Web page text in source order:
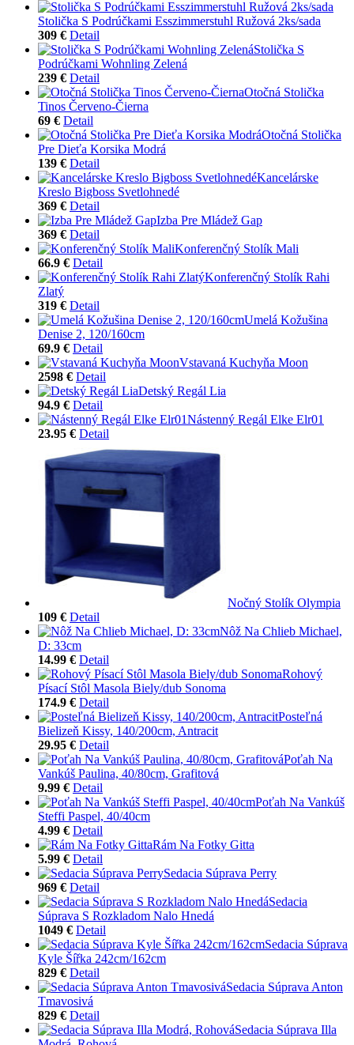
Stolička S Podrúčkami Esszimmerstuhl Ružová 2ks/sada
309 € Detail
Stolička S
Podrúčkami Wohnling Zelená
239 € Detail
Otočná Stolička
Tinos Červeno-Čierna
69 € Detail
Otočná Stolička
Pre Dieťa Korsika Modrá
139 € Detail
Kancelárske
Kreslo Bigboss Svetlohnedé
369 € Detail
Izba Pre Mládež Gap
369 € Detail
Konferenčný Stolík Mali
66.9 € Detail
Konferenčný Stolík Rahi
Zlatý
319 € Detail
Umelá Kožušina
Denise 2, 120/160cm
69.9 € Detail
Vstavaná Kuchyňa Moon
2598 € Detail
Detský Regál Lia
94.9 € Detail
Nástenný Regál Elke Elr01
23.95 € Detail
Nočný Stolík Olympia
109 € Detail
Nôž Na Chlieb Michael,
D: 33cm
14.99 € Detail
Rohový
Písací Stôl Masola Biely/dub Sonoma
174.9 € Detail
Posteľná
Bielizeň Kissy, 140/200cm, Antracit
29.95 € Detail
Poťah Na
Vankúš Paulina, 40/80cm, Grafitová
9.99 € Detail
Poťah Na Vankúš
Steffi Paspel, 40/40cm
4.99 € Detail
Rám Na Fotky Gitta
5.99 € Detail
Sedacia Súprava Perry
969 € Detail
Sedacia
Súprava S Rozkladom Nalo Hnedá
1049 € Detail
Sedacia Súprava
Kyle Šířka 242cm/162cm
829 € Detail
Sedacia Súprava Anton
Tmavosivá
829 € Detail
Sedacia Súprava Illa